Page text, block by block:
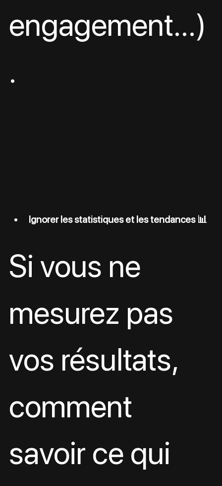
engagement…)
.
Ignorer les statistiques et les tendances 📊
Si vous ne
mesurez pas
vos résultats,
comment
savoir ce qui